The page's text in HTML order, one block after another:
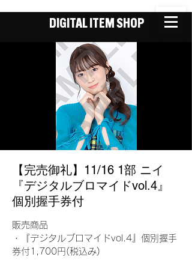
DIGITAL ITEM SHOP
【完売御礼】11/16 1部 ニイ
『デジタルブロマイドvol.4』
個別握手券付
販売商品
・『デジタルブロマイドvol.4』個別握手
券付1,700円(税込み)